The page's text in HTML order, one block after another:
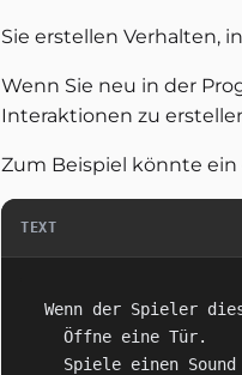
Sie erstellen Verhalten,
Wenn Sie neu in der
Interaktionen zu
Zum Beispiel könnte
TEXT
Wenn der Spieler
  Öffne eine Tür.
Spiele einen Sound